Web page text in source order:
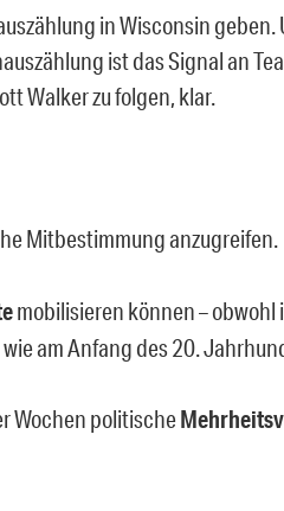
in Wisconsin
ist das Signal an
Walker zu folgen, klar.
Mitbestimmung anzugreifen.
mobilisieren können – obwohl
am Anfang des 20.
Wochen politische